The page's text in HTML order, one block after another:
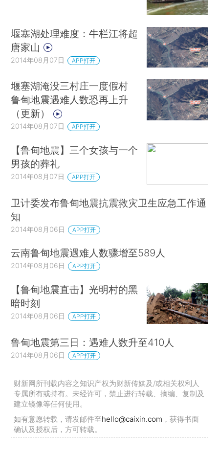
堰塞湖处理难度：牛栏江将超
唐家山
2014年08月07日 APP打开
堰塞湖淹没三村庄一度假村
鲁甸地震遇难人数恐再上升
（更新）
2014年08月07日 APP打开
【鲁甸地震】三个女孩与一个
男孩的葬礼
2014年08月07日 APP打开
卫计委发布鲁甸地震抗震救灾卫生应急工作通
知
2014年08月06日 APP打开
云南鲁甸地震遇难人数骤增至589人
2014年08月06日 APP打开
【鲁甸地震直击】光明村的黑
暗时刻
2014年08月06日 APP打开
鲁甸地震第三日：遇难人数升至410人
2014年08月06日 APP打开
财新网所刊载内容之知识产权为财新传媒及/或相关权利人
专属所有或持有。未经许可，禁止进行转载、摘编、复制及
建立镜像等任何使用。
如有意愿转载，请发邮件至hello@caixin.com ，获得书面
确认及授权后，方可转载。